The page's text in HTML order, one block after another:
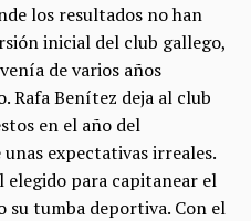
los resultados no han
inicial del club gallego,
de varios años
Rafa Benítez deja al club
en el año del
expectativas irreales.
elegido para capitanear el
su tumba deportiva. Con el